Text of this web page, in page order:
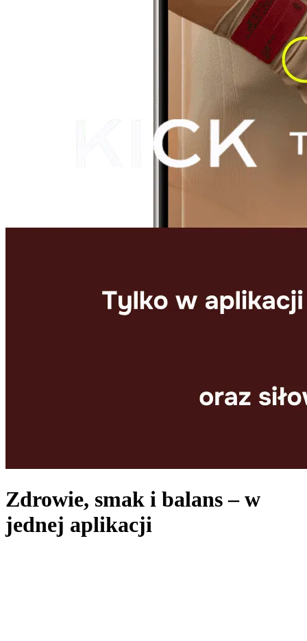
Zdrowie, smak i balans – w
jednej aplikacji